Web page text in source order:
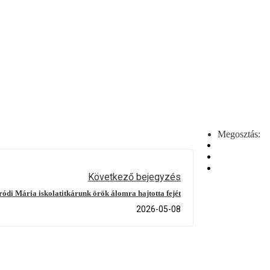
Megosztás:
Következő bejegyzés
Mária iskolatitkárunk örök álomra hajtotta fejét
2026-05-08